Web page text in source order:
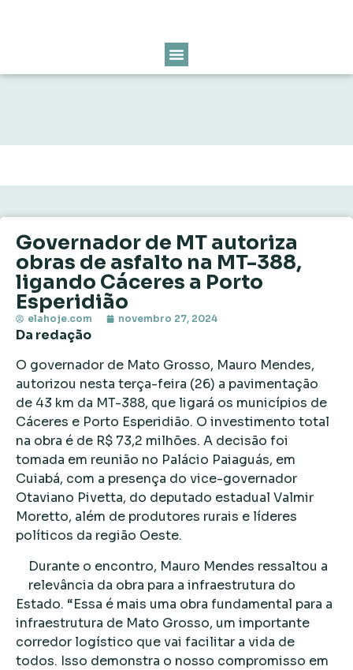
Governador de MT autoriza
obras de asfalto na MT-388,
ligando Cáceres a Porto
Esperidião
elahoje.com novembro 27, 2024
Da redação
O governador de Mato Grosso, Mauro Mendes,
autorizou nesta terça-feira (26) a pavimentação
de 43 km da MT-388, que ligará os municípios de
Cáceres e Porto Esperidião. O investimento total
na obra é de R$ 73,2 milhões. A decisão foi
tomada em reunião no Palácio Paiaguás, em
Cuiabá, com a presença do vice-governador
Otaviano Pivetta, do deputado estadual Valmir
Moretto, além de produtores rurais e líderes
políticos da região Oeste.
Durante o encontro, Mauro Mendes ressaltou a
relevância da obra para a infraestrutura do
Estado. “Essa é mais uma obra fundamental para a
infraestrutura de Mato Grosso, um importante
corredor logístico que vai facilitar a vida de
todos. Isso demonstra o nosso compromisso em